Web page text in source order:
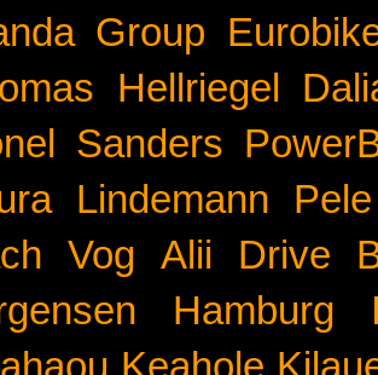
Group
Hellriegel
Sanders
Lindemann
Pele
Vog Alii Drive
Hamburg
Keahole